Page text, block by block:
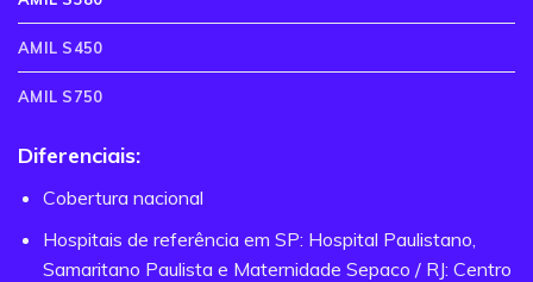
AMIL S450
AMIL S750
Diferenciais:
Cobertura nacional
Hospitais de referência em SP: Hospital Paulistano,
Samaritano Paulista e Maternidade Sepaco / RJ: Centro